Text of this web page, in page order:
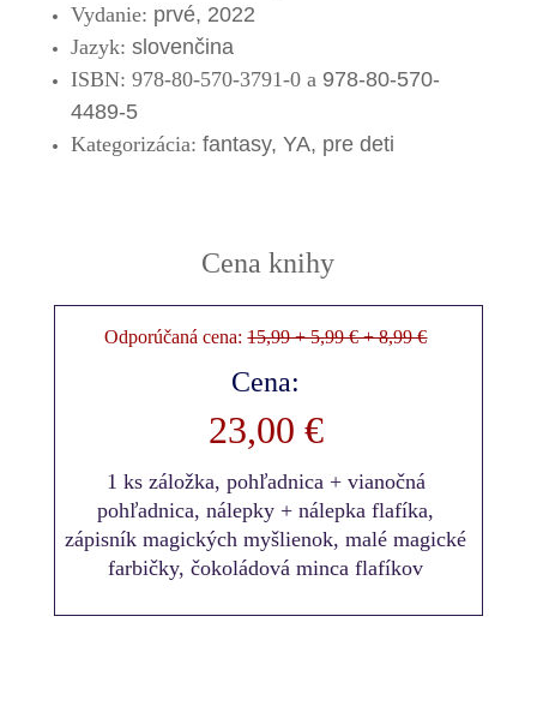
Vydanie: prvé, 2022
Jazyk: slovenčina
ISBN: 978-80-570-3791-0 a 978-80-570-
4489-5
Kategorizácia: fantasy, YA, pre deti
Cena knihy
Odporúčaná cena:15,99 + 5,99 € + 8,99 €
Cena:
23,00 €
1 ks záložka, pohľadnica + vianočná
pohľadnica, nálepky + nálepka flafíka,
zápisník magických myšlienok, malé magické
farbičky, čokoládová minca flafíkov